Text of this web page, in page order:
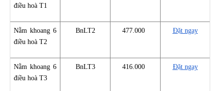
điều hoà T1
Nằm khoang 6
điều hoà T2
BnLT2 477.000 Đặt ngay
Nằm khoang 6
điều hoà T3
BnLT3 416.000 Đặt ngay